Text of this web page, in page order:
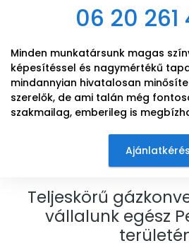
06 20 261
Minden munkatársunk magas
képesítéssel és nagymértékű
mindannyian hivatalosan
szerelők, de ami talán még
szakmailag, emberileg is
Ajánlatkérés
Teljeskörű
vállalunk egész